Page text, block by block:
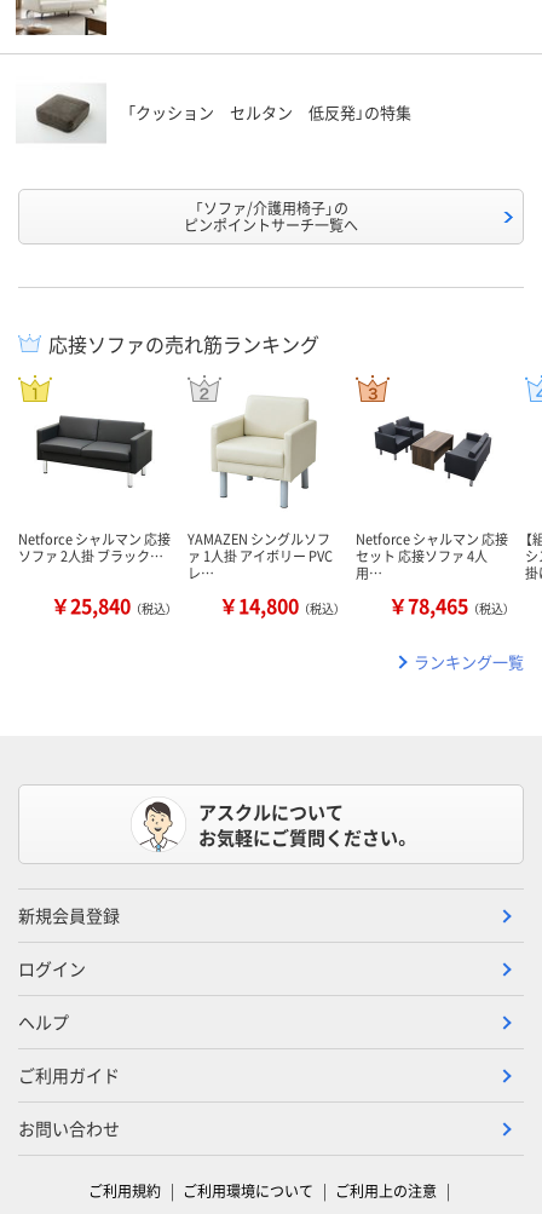
「クッション セルタン 低反発」の特集
「ソファ/介護用椅子」の
ピンポイントサーチ一覧へ
応接ソファの売れ筋ランキング
Netforce シャルマン 応接
ソファ 2人掛 ブラック…
￥25,840 （税込）
YAMAZEN シングルソフ
ァ 1人掛 アイボリー PVC
レ…
￥14,800 （税込）
Netforce シャルマン 応接
セット 応接ソファ 4人
用…
￥78,465 （税込）
ランキング一覧
アスクルについて
お気軽にご質問ください。
新規会員登録
ログイン
ヘルプ
ご利用ガイド
お問い合わせ
ご利用規約 ご利用環境について ご利用上の注意